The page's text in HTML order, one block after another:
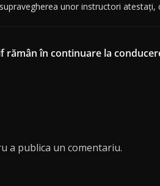
unor instructori atestaţi,
rămân în continuare la
a publica un comentariu.